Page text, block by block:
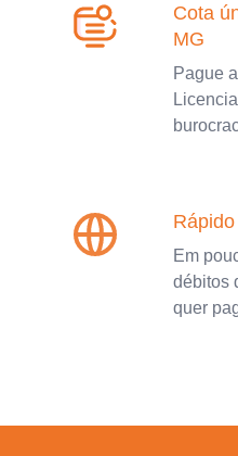
Cota
MG
Pague
Rápido
Em
débitos
quer